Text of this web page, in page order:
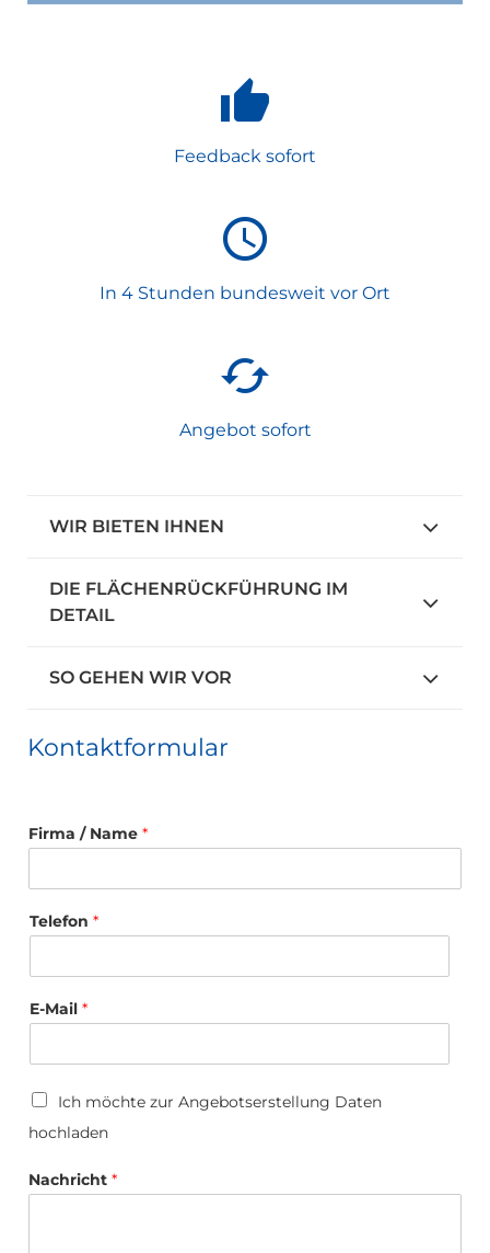
Feedback sofort
In 4 Stunden bundesweit vor Ort
Angebot sofort
WIR BIETEN IHNEN
DIE FLÄCHENRÜCKFÜHRUNG IM
DETAIL
SO GEHEN WIR VOR
Kontaktformular
Firma / Name *
Telefon *
E-Mail *
U
l
a
d
Ich möchte zur Angebotserstellung Daten
hochladen
T
Nachricht *